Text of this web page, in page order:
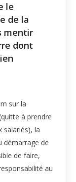
le
de la
mentir
dont
sur la
à prendre
salariés), la
démarrage de
de faire,
au